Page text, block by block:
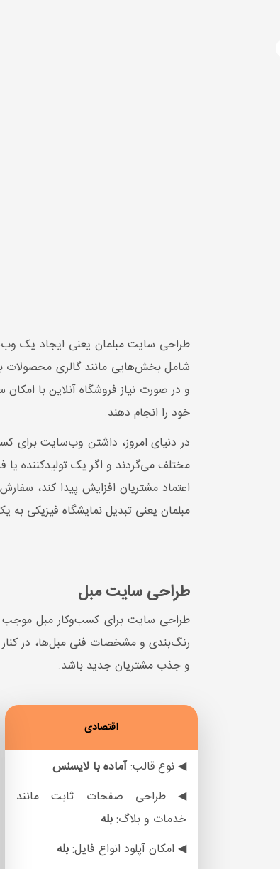
طراحی سایت مبلمان یعنی ایجاد یک
شامل بخش‌هایی مانند گالری محصولات
و در صورت نیاز فروشگاه آنلاین با
خود را انجام دهند.
در دنیای امروز، داشتن وب‌سایت برای
مختلف می‌گردند و اگر یک تولیدکننده
اعتماد مشتریان افزایش پیدا کند،
مبلمان یعنی تبدیل نمایشگاه فیزیکی به یک ویترین ۲۴ ساعته در اینترنت که هر روز باز است و بدون محدودیت
طراحی سایت مبل
طراحی سایت برای کسب‌وکار مبل موجب
رنگ‌بندی و مشخصات فنی مبل‌ها، در
و جذب مشتریان جدید باشد.
اقتصادی
◀ نوع قالب:آماده با لایسنس
◀ طراحی صفحات ثابت مانند
خدمات و بلاگ:بله
◀ امکان آپلود انواع فایل:بله